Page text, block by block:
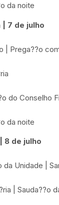
da noite
7 de julho
| Prega??o
do Conselho
da noite
8 de julho
da Unidade |
| Sauda??o